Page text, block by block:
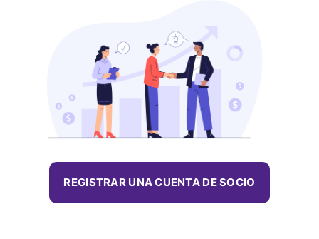
REGISTRAR UNA CUENTA DE SOCIO